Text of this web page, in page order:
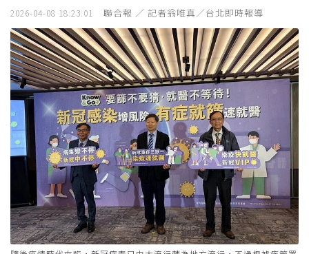
2026-04-08 18:23:01 聯合報 ／ 記者翁唯真／台北即時報導